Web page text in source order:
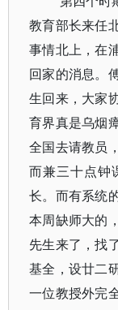
教育部长来任
事情北上，在
回家的消息。
生回来，大家
育界真是乌烟
全国去请教员
而兼三十点钟
长。而有系统
本周缺师大的
先生来了，找
基全，设廿二
一位教授外完